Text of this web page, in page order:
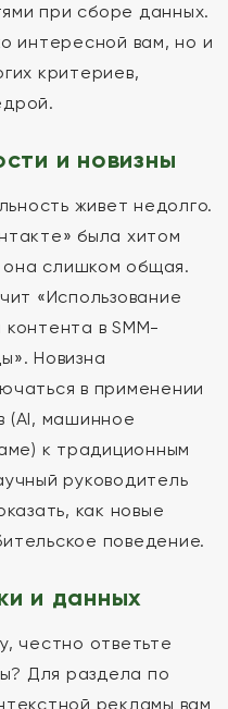
при сборе данных.
интересной вам, но и
критериев,
и новизны
живет недолго.
была хитом
она слишком общая.
«Использование
в SMM-
Новизна
в применении
(AI, машинное
к традиционным
руководитель
как новые
поведение.
и данных
честно ответьте
Для раздела по
рекламы вам